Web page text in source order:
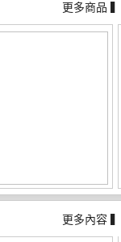
更多商品 ▍
更多內容 ▍